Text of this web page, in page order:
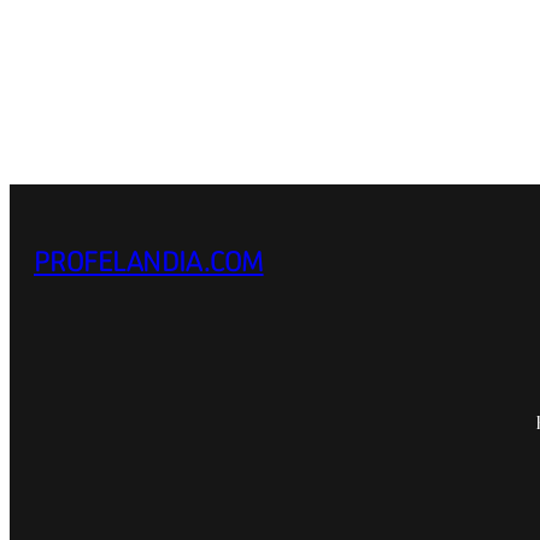
PROFELANDIA.COM